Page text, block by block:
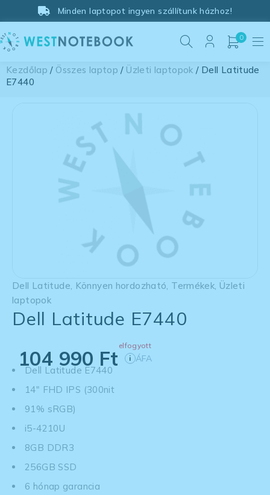
Minden laptopot ingyen szállítunk házhoz!
0
Kezdőlap / Összes laptop / Üzleti laptopok / Dell Latitude
E7440
Dell Latitude Könnyen hordozható Termékek Üzleti
laptopok
Dell Latitude E7440
elfogyott
104 990 Ft i ÁFA
Dell Latitude E7440
14" FHD IPS (300nit
91% sRGB)
i5-4210U
8GB DDR3
256GB SSD
6 hónap garancia